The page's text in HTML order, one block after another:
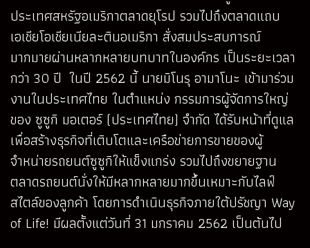
ประเทศสหรัฐอเมริกาตลาดยุโรป รวมไปถึงตลาดแถบ
เอเชียโอเชียเนียละตินอเมริกา สั่งสมประสบการณ์
มากมายผ่านหลากหลายบทบาทในองค์กร เป็นระยะเวลา
กว่า 30 ปี ในปี 2562 นี้ นายมิโนรุ อามาโนะ เข้ามาร่วม
งานในประเทศไทย ในตำแหน่ง กรรมการผู้จัดการใหญ่
ของ ซูซูกิ มอเตอร์ (ประเทศไทย) จำกัด ได้รับหน้าที่ดูแล
เพื่อสร้างธุรกิจที่เติบโตและเครือข่ายการขายของผู้
จำหน่ายรถยนต์ซูซูกิให้แข็งแกร่ง รวมไปถึงขยายฐาน
ตลาดรถยนต์นั่งให้มีหลากหลายมากขึ้นเหมาะกับไลฟ์
สไตล์ของลูกค้า โดยการดำเนินธุรกิจภายใต้ปรัชญา Way
of Life! มีผลตั้งแต่วันที่ 31 มกราคม 2562 เป็นต้นไป